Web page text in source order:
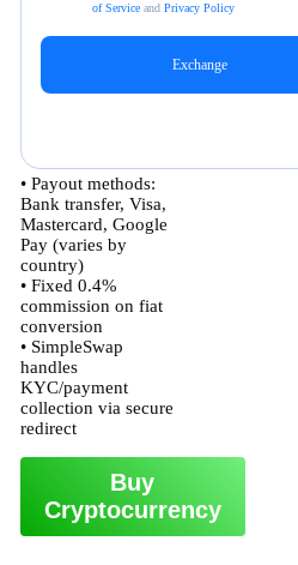
• Payout methods:
Bank transfer, Visa,
Mastercard, Google
Pay (varies by
country)
• Fixed 0.4%
commission on fiat
conversion
• SimpleSwap
handles
KYC/payment
collection via secure
redirect
Buy
Cryptocurrency